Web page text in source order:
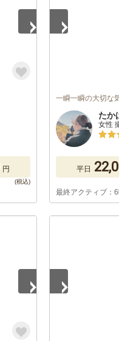
円
一瞬一瞬の大切な
たか
女性
平日
最終アクティブ：